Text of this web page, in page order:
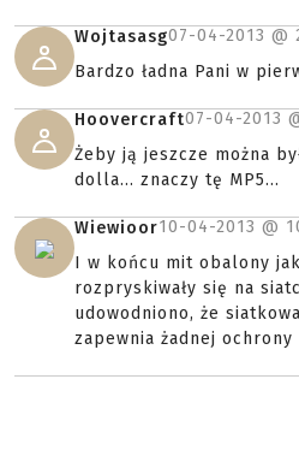
Wojtasasg07-04-2013 @
Bardzo ładna Pani w
Hoovercraft07-04-2013
Żeby ją jeszcze można
dolla... znaczy tę MP5...
Wiewioor10-04-2013 @
I w końcu mit obalony
rozpryskiwały się na
udowodniono, że
zapewnia żadnej ochrony